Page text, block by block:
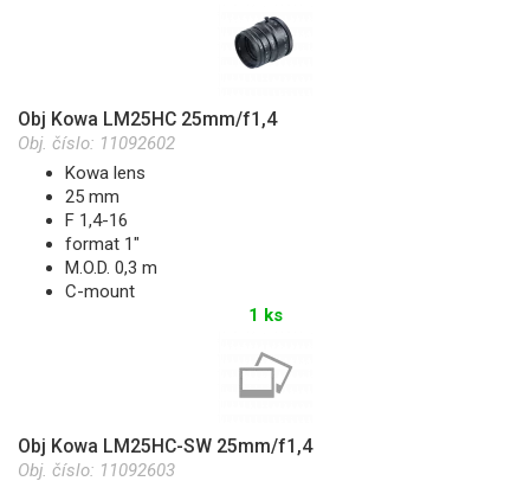
Obj Kowa LM25HC 25mm/f1,4
Obj. číslo: 11092602
Kowa lens
25 mm
F 1,4-16
format 1"
M.O.D. 0,3 m
C-mount
1 ks
Obj Kowa LM25HC-SW 25mm/f1,4
Obj. číslo: 11092603